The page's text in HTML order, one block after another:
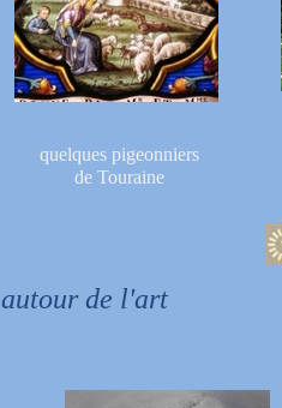
quelques pigeonniers
de Touraine
autour de l'art